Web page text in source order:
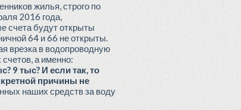
жилья, строго по
2016 года,
счета будут открыты
64 и 66 не открыты.
врезка в водопроводную
а именно:
9 тыс? И если так, то
причины не
наших средств за воду